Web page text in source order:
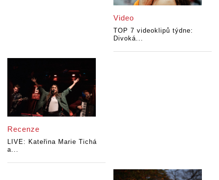
Video
TOP 7 videoklipů týdne:
Divoká...
Recenze
LIVE: Kateřina Marie Tichá
a...